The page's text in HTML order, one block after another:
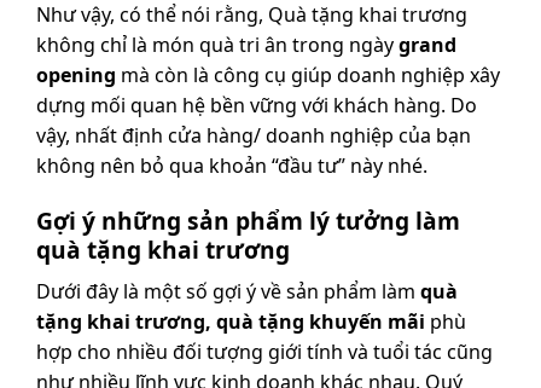
Như vậy, có thể nói rằng, Quà tặng khai trương
không chỉ là món quà tri ân trong ngàygrand
opening mà còn là công cụ giúp doanh nghiệp xây
dựng mối quan hệ bền vững với khách hàng. Do
vậy, nhất định cửa hàng/ doanh nghiệp của bạn
không nên bỏ qua khoản “đầu tư” này nhé.
Gợi ý những sản phẩm lý tưởng làm
quà tặng khai trương
Dưới đây là một số gợi ý về sản phẩm làm quà
tặng khai trương, quà tặng khuyến mãi phù
hợp cho nhiều đối tượng giới tính và tuổi tác cũng
như nhiều lĩnh vực kinh doanh khác nhau. Quý